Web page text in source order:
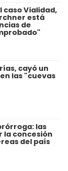
caso Vialidad,
está
de
cayó un
las "cuevas
las
la concesión
del país